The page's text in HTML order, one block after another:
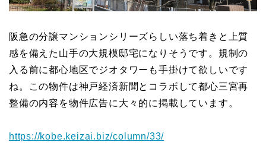
阪急の分譲マンションシリーズらしい落ち着きと上質
感を備えた山手の大規模邸宅になりそうです。規制の
入る前に都心地区でジオタワーも手掛けて欲しいです
ね。この物件は神戸経済新聞とコラボして都心三宮再
整備の内容を物件広告に大々的に掲載しています。
https://kobe.keizai.biz/column/33/